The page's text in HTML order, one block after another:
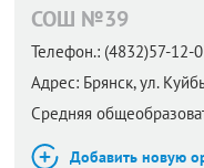
СОШ №39
Телефон.: (4832)57-12-
Адрес: Брянск,ул.
Средняя
Добавить новую